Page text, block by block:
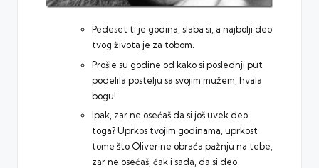
Pedeset ti je godina, slaba si, a najbolji deo
tvog života je za tobom.
Prošle su godine od kako si poslednji put
podelila postelju sa svojim mužem, hvala
bogu!
Ipak, zar ne osećaš da si još uvek deo
toga? Uprkos tvojim godinama, uprkost
tome što Oliver ne obraća pažnju na tebe,
zar ne osećaš, čak i sada, da si deo